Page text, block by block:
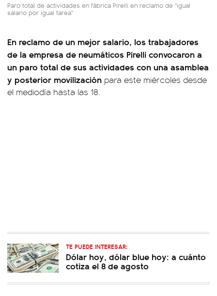
Paro total de actividades en fábrica Pirelli en reclamo de "igual
salario por igual tarea"
En reclamo de un mejor salario, los trabajadores
de la empresa de neumáticos Pirelli convocaron a
un paro total de sus actividades con una asamblea
y posterior movilización para este miércoles desde
el mediodía hasta las 18.
TE PUEDE INTERESAR:
Dólar hoy, dólar blue hoy: a cuánto
cotiza el 8 de agosto